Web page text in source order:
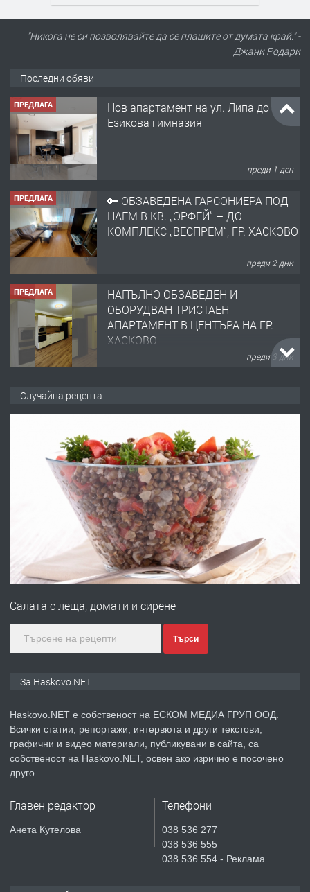
"Никога не си позволявайте да се плашите от думата край." -
Джани Родари
Последни обяви
ПРЕДЛАГА
Нов апартамент на ул. Липа до
Езикова гимназия
преди 1 ден
ПРЕДЛАГА
🔑 ОБЗАВЕДЕНА ГАРСОНИЕРА ПОД
НАЕМ В КВ. „ОРФЕЙ“ – ДО
КОМПЛЕКС „ВЕСПРЕМ“, ГР. ХАСКОВО
преди 2 дни
ПРЕДЛАГА
НАПЪЛНО ОБЗАВЕДЕН И
ОБОРУДВАН ТРИСТАЕН
АПАРТАМЕНТ В ЦЕНТЪРА НА ГР.
ХАСКОВО
преди 3 дни
преди 3 дни
№4120 Магазин/Офис под наем в кв.
Любен Каравелов, Хасково-близо до
градската градина!
преди 3 дни
ПРЕДЛАГА
ПРОСТОРЕН ТРИСТАЕН
КУБА
преди 4 дни
ПРЕДЛАГА СГЛОБЯВАНЕ НА МЕБЕЛИ.
№4119 Едностаен обзаведен
Случайна рецепта
Салата с леща, домати и сирене
Търси
За Haskovo.NET
Haskovo.NET е собственост на ЕСКОМ МЕДИА ГРУП ООД.
Всички статии, репортажи, интервюта и други текстови,
графични и видео материали, публикувани в сайта, са
собственост на Haskovo.NET, освен ако изрично е посочено
друго.
Главен редактор
Анета Кутелова
Телефони
038 536 277
038 536 555
038 536 554 - Реклама